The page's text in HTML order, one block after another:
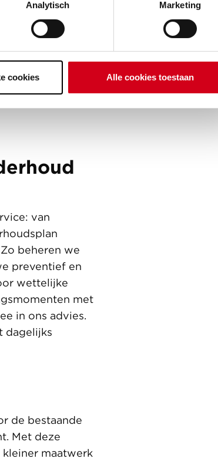
Analytisch Marketing
cookies Alle cookies toestaan
te geven.
betrekt,
date is en
staat
van
beheren we
preventief en
wettelijke
met
in ons advies.
dagelijks
de bestaande
Met deze
maatwerk